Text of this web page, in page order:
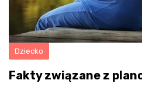
Dziecko
Fakty związane z